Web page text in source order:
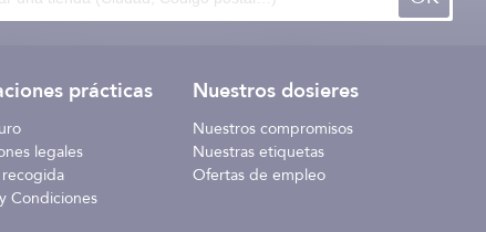
prácticas
legales
Condiciones
Nuestros dosieres
Nuestros compromisos
Nuestras etiquetas
Ofertas de empleo